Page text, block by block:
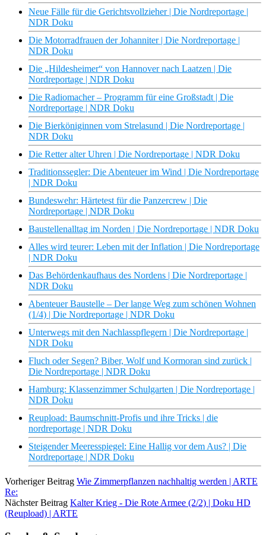
Neue Fälle für die Gerichtsvollzieher | Die Nordreportage |
NDR Doku
Die Motorradfrauen der Johanniter | Die Nordreportage |
NDR Doku
Die „Hildesheimer“ von Hannover nach Laatzen | Die
Nordreportage | NDR Doku
Die Radiomacher – Programm für eine Großstadt | Die
Nordreportage | NDR Doku
Die Bierköniginnen vom Strelasund | Die Nordreportage |
NDR Doku
Die Retter alter Uhren | Die Nordreportage | NDR Doku
Traditionssegler: Die Abenteuer im Wind | Die Nordreportage
| NDR Doku
Bundeswehr: Härtetest für die Panzercrew | Die
Nordreportage | NDR Doku
Baustellenalltag im Norden | Die Nordreportage | NDR Doku
Alles wird teurer: Leben mit der Inflation | Die Nordreportage
| NDR Doku
Das Behördenkaufhaus des Nordens | Die Nordreportage |
NDR Doku
Abenteuer Baustelle – Der lange Weg zum schönen Wohnen
(1/4) | Die Nordreportage | NDR Doku
Unterwegs mit den Nachlasspflegern | Die Nordreportage |
NDR Doku
Fluch oder Segen? Biber, Wolf und Kormoran sind zurück |
Die Nordreportage | NDR Doku
Hamburg: Klassenzimmer Schulgarten | Die Nordreportage |
NDR Doku
Reupload: Baumschnitt-Profis und ihre Tricks | die
nordreportage | NDR Doku
Steigender Meeresspiegel: Eine Hallig vor dem Aus? | Die
Nordreportage | NDR Doku
Vorheriger Beitrag Wie Zimmerpflanzen nachhaltig werden | ARTE
Re:
Nächster Beitrag Kalter Krieg - Die Rote Armee (2/2) | Doku HD
(Reupload) | ARTE